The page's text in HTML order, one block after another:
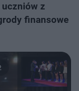
z
finansowe